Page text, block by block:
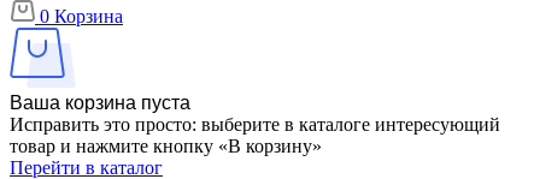
0 Корзина
Ваша корзина пуста
Исправить это просто: выберите в каталоге интересующий
товар и нажмите кнопку «В корзину»
Перейти в каталог